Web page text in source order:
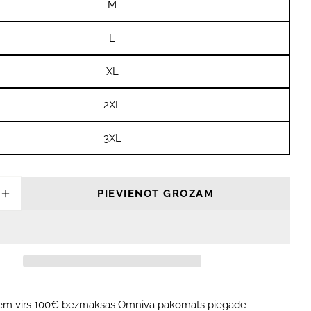
M
L
XL
2XL
3XL
PIEVIENOT GROZAM
virs 100€ bezmaksas Omniva pakomāts piegāde